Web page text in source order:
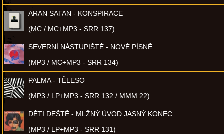
ARAN SATAN - KONSPIRACE
(MC / MC+MP3 - SRR 137)
SEVERNÍ NÁSTUPIŠTĚ - NOVÉ PÍSNĚ
(MP3 / MC+MP3 - SRR 134)
PALMA - TĚLESO
(MP3 / LP+MP3 - SRR 132 / MMM 22)
DĚTI DEŠTĚ - MLŽNÝ ÚVOD JASNÝ KONEC
(MP3 / LP+MP3 - SRR 131)